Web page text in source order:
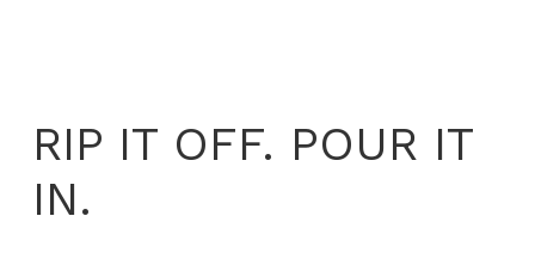
RIP IT OFF. POUR IT
IN.